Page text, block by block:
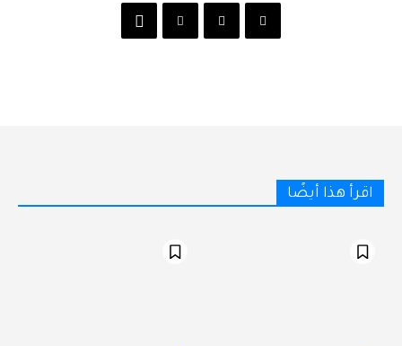
اقرأ هذا أيضًا